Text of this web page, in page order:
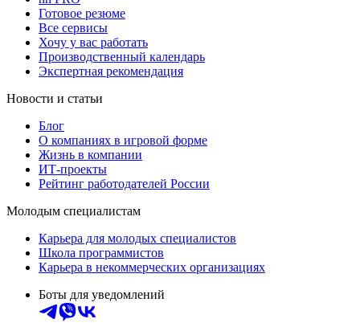
Готовое резюме
Все сервисы
Хочу у вас работать
Производственный календарь
Экспертная рекомендация
Новости и статьи
Блог
О компаниях в игровой форме
Жизнь в компании
ИТ-проекты
Рейтинг работодателей России
Молодым специалистам
Карьера для молодых специалистов
Школа программистов
Карьера в некоммерческих организациях
Боты для уведомлений